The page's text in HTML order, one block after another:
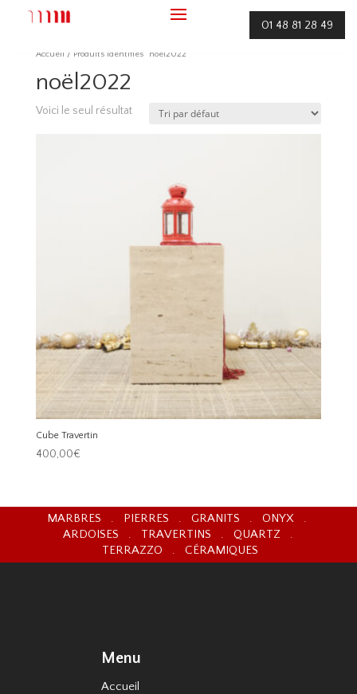
01 48 81 28 49
Accueil / Produits identifiés “noël2022”
noël2022
Voici le seul résultat
Cube Travertin
400,00€
MARBRES . PIERRES . GRANITS . ONYX .
ARDOISES . TRAVERTINS . QUARTZ .
TERRAZZO . CÉRAMIQUES
Menu
Accueil